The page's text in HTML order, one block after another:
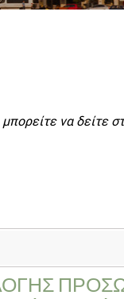
να δείτε